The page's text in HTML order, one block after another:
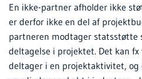
En ikke-partner afholder ikke
er derfor ikke en del af
partneren modtager statsstøtte
deltagelse i projektet. Det kan
deltager i en projektaktivitet, og